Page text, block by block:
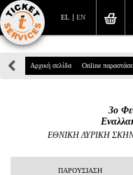
EN
EL
Αρχική σελίδα Online
3ο
ΕΘΝΙΚΗ ΛΥΡΙΚΗ
ΠΑΡΟΥΣΙΑΣΗ